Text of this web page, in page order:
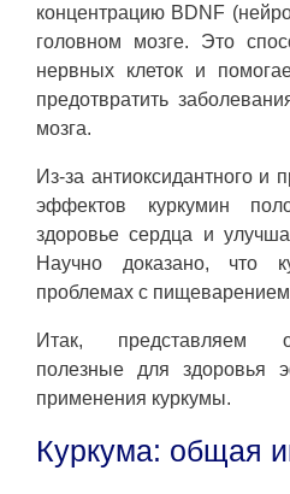
концентрацию BDNF
головном мозге. Это
нервных клеток и
предотвратить
мозга.
Из-за антиоксидантного и
эффектов куркумин
здоровье сердца и
Научно доказано, что
проблемах с пищеварением
Итак, представляем
полезные для здоровья
применения куркумы.
Куркума: общая